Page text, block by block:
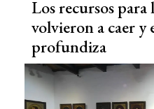
Los recursos para
volvieron a caer y
profundiza